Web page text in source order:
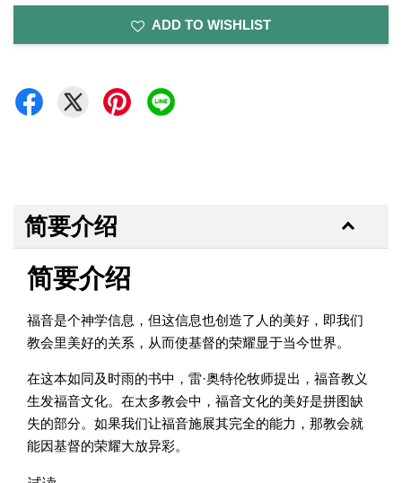
ADD TO WISHLIST
简要介绍
简要介绍
福音是个神学信息，但这信息也创造了人的美好，即我们
教会里美好的关系，从而使基督的荣耀显于当今世界。
在这本如同及时雨的书中，雷·奥特伦牧师提出，福音教义
生发福音文化。在太多教会中，福音文化的美好是拼图缺
失的部分。如果我们让福音施展其完全的能力，那教会就
能因基督的荣耀大放异彩。